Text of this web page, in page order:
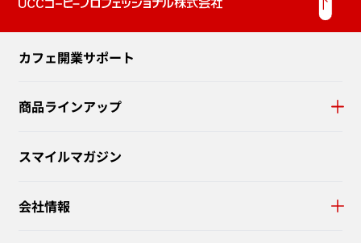
カフェ開業サポート
商品ラインアップ
スマイルマガジン
会社情報